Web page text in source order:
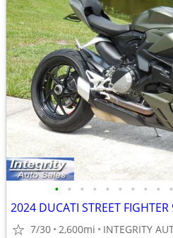
• • • • • • • • • •
7/30 2,600mi